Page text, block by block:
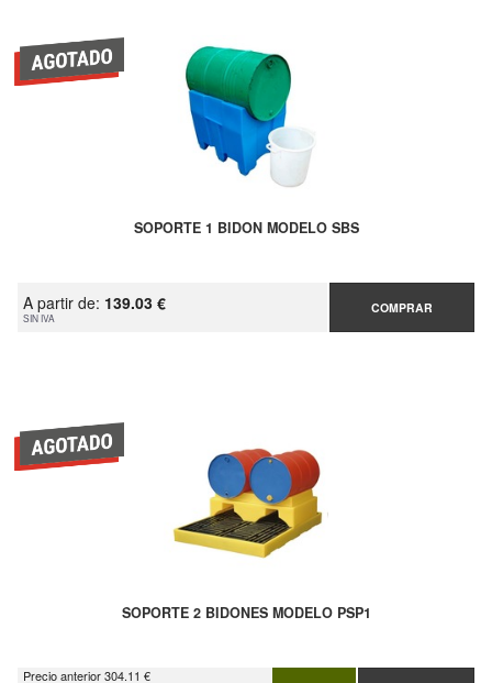
SOPORTE 1 BIDON MODELO SBS
A partir de: 139.03 €
SIN IVA
COMPRAR
SOPORTE 2 BIDONES MODELO PSP1
Precio anterior 304.11 €